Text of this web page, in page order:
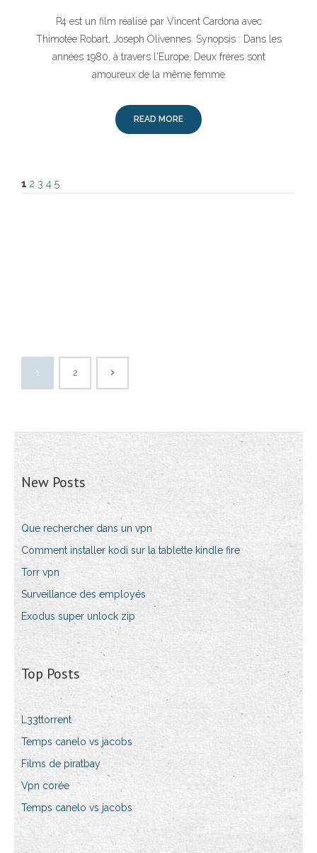
P4 est un film réalisé par Vincent Cardona avec
Thimotée Robart, Joseph Olivennes. Synopsis : Dans les
années 1980, à travers l'Europe. Deux frères sont
amoureux de la même femme
READ MORE
1 2 3 4 5
1 2
New Posts
Que rechercher dans un vpn
Comment installer kodi sur la tablette kindle fire
Torr vpn
Surveillance des employés
Exodus super unlock zip
Top Posts
L33ttorrent
Temps canelo vs jacobs
Films de piratbay
Vpn corée
Temps canelo vs jacobs